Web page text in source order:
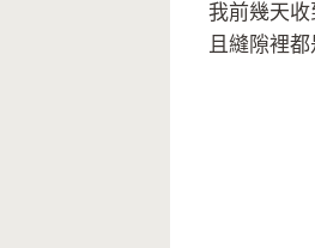
我前幾天
且縫隙裡